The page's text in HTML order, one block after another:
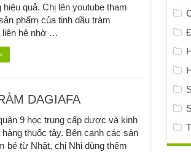
hiệu quả. Chị lên youtube tham
phẩm của tinh dầu tràm
liên hệ nhờ …
DAGIAFA
9 học trung cấp dược và kinh
thuốc tây. Bên cạnh các sản
bé từ Nhật, chị Nhi dùng thêm